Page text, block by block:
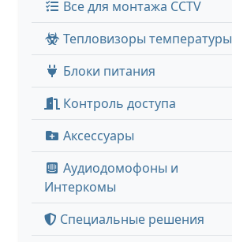
Все для монтажа CCTV
Тепловизоры температуры
Блоки питания
Контроль доступа
Аксессуары
Аудиодомофоны и
Интеркомы
Специальные решения